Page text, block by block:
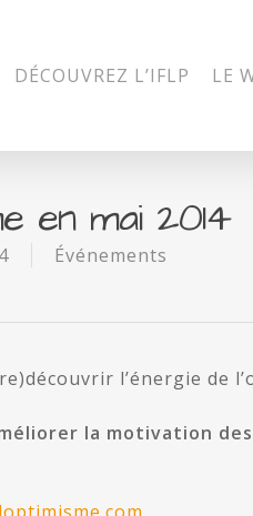
DÉCOUVREZ L’IFLP LE
en mai 2014
Événements
l’énergie de
la motivation